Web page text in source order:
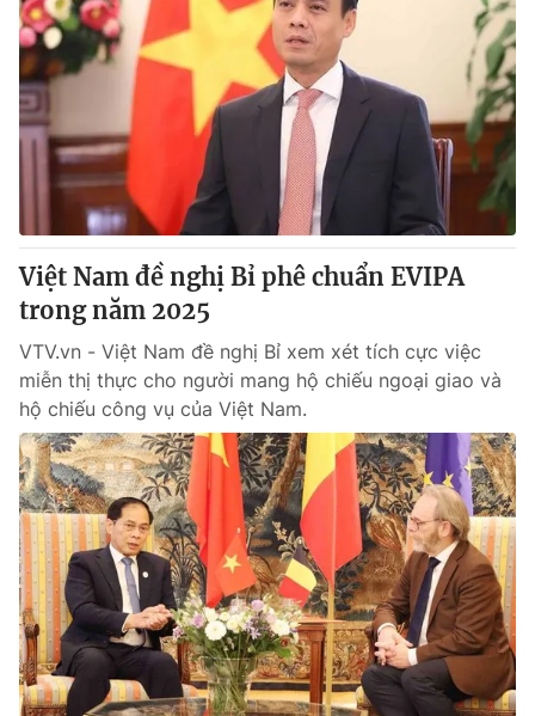
Việt Nam đề nghị Bỉ phê chuẩn EVIPA
trong năm 2025
VTV.vn - Việt Nam đề nghị Bỉ xem xét tích cực việc
miễn thị thực cho người mang hộ chiếu ngoại giao và
hộ chiếu công vụ của Việt Nam.